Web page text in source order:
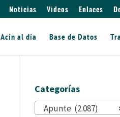
Noticias Videos Enlaces
Acín al día Base de Datos
Categorías
Apunte (2.087)